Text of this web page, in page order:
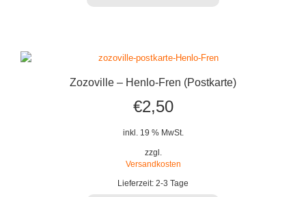
Zozoville – Henlo-Fren (Postkarte)
€2,50
inkl. 19 % MwSt.
zzgl.
Versandkosten
Lieferzeit: 2-3 Tage